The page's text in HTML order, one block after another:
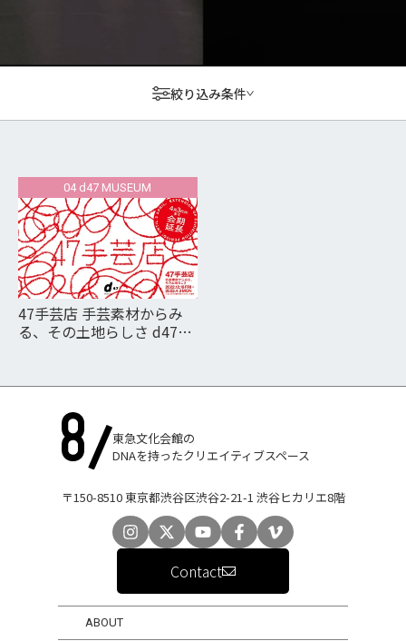
絞り込み条件
04 d47 MUSEUM
47手芸店 手芸素材からみ
る、その土地らしさ d47
東急文化会館の
DNAを持ったクリエイティブスペース
〒150-8510 東京都渋谷区渋谷2-21-1 渋谷ヒカリエ8階
Contact
ABOUT